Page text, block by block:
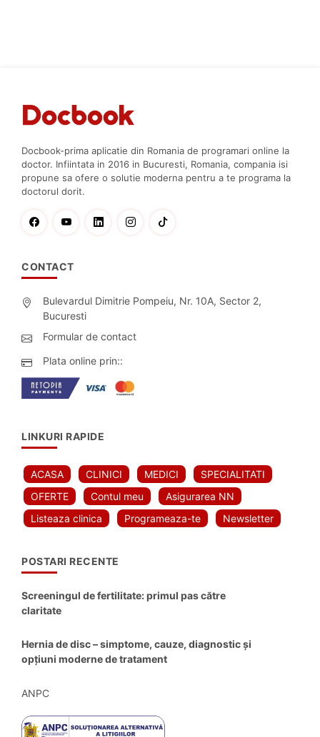
Docbook-prima aplicatie din Romania de programari online la
doctor. Infiintata in 2016 in Bucuresti, Romania, compania isi
propune sa ofere o solutie moderna pentru a te programa la
doctorul dorit.
CONTACT
Bulevardul Dimitrie Pompeiu, Nr. 10A, Sector 2,
Bucuresti
Formular de contact
Plata online prin::
LINKURI RAPIDE
ACASA CLINICI MEDICI
SPECIALITATI
OFERTE
Contul meu
Asigurarea NN
Listeaza clinica
Programeaza-te Newsletter
POSTARI RECENTE
Screeningul de fertilitate: primul pas către
claritate
Hernia de disc – simptome, cauze, diagnostic și
opțiuni moderne de tratament
ANPC